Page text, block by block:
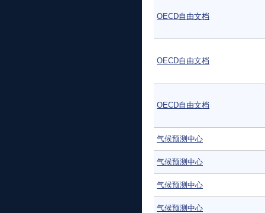
OECD自由文档
OECD自由文档
OECD自由文档
气候预测中心
气候预测中心
气候预测中心
气候预测中心